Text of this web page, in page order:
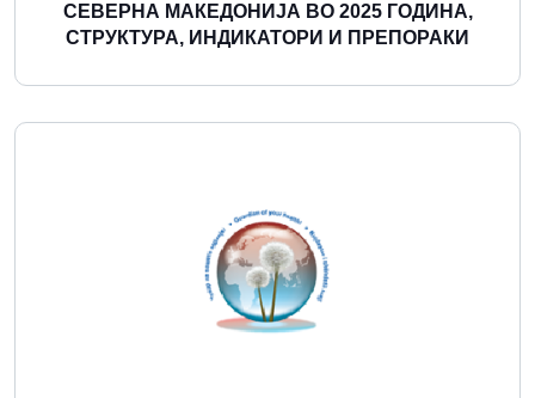
СЕВЕРНА МАКЕДОНИЈА ВО 2025 ГОДИНА,
СТРУКТУРА, ИНДИКАТОРИ И ПРЕПОРАКИ
Повеќе